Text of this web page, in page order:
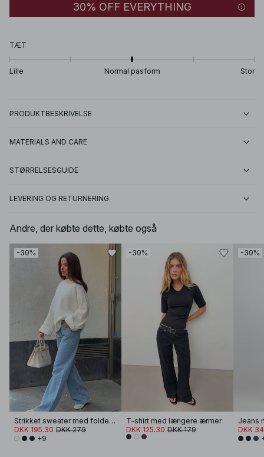
30% OFF EVERYTHING
TÆT
Lille Normal pasform Stor
PRODUKTBESKRIVELSE
MATERIALS AND CARE
STØRRELSESGUIDE
LEVERING OG RETURNERING
Andre, der købte dette, købte også
-30%
Strikket sweater med foldet ærme
DKK 195.30 DKK 279
+9
-30%
T-shirt med længere ærmer
DKK 125.30 DKK 179
-30%
Jeans
DKK